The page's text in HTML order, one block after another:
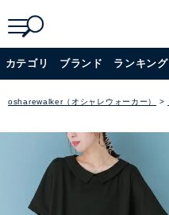
カテゴリ ブランド ランキング
osharewalker（オシャレウォーカー）